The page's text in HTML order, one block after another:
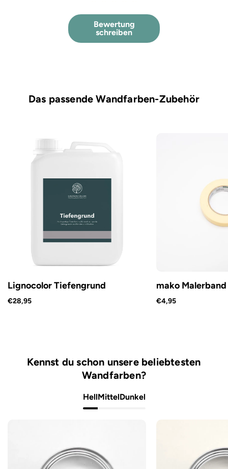
Bewertung
schreiben
Das passende Wandfarben-Zubehör
Lignocolor Tiefengrund
€28,95
mako Malerband
€4,95
Kennst du schon unsere beliebtesten
Wandfarben?
HellMittelDunkel